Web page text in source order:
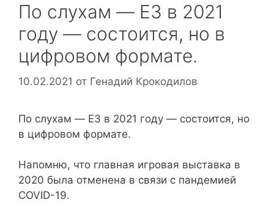
По слухам — E3 в 2021
году — состоится, но в
цифровом формате.
10.02.2021 от Генадий Крокодилов
По слухам — E3 в 2021 году — состоится, но
в цифровом формате.
Напомню, что главная игровая выставка в
2020 была отменена в связи с пандемией
COVID-19.